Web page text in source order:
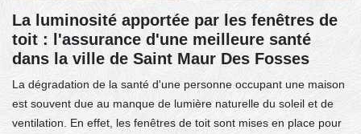
La luminosité apportée par les fenêtres de
toit : l'assurance d'une meilleure santé
dans la ville de Saint Maur Des Fosses
La dégradation de la santé d'une personne occupant une maison
est souvent due au manque de lumière naturelle du soleil et de
ventilation. En effet, les fenêtres de toit sont mises en place pour